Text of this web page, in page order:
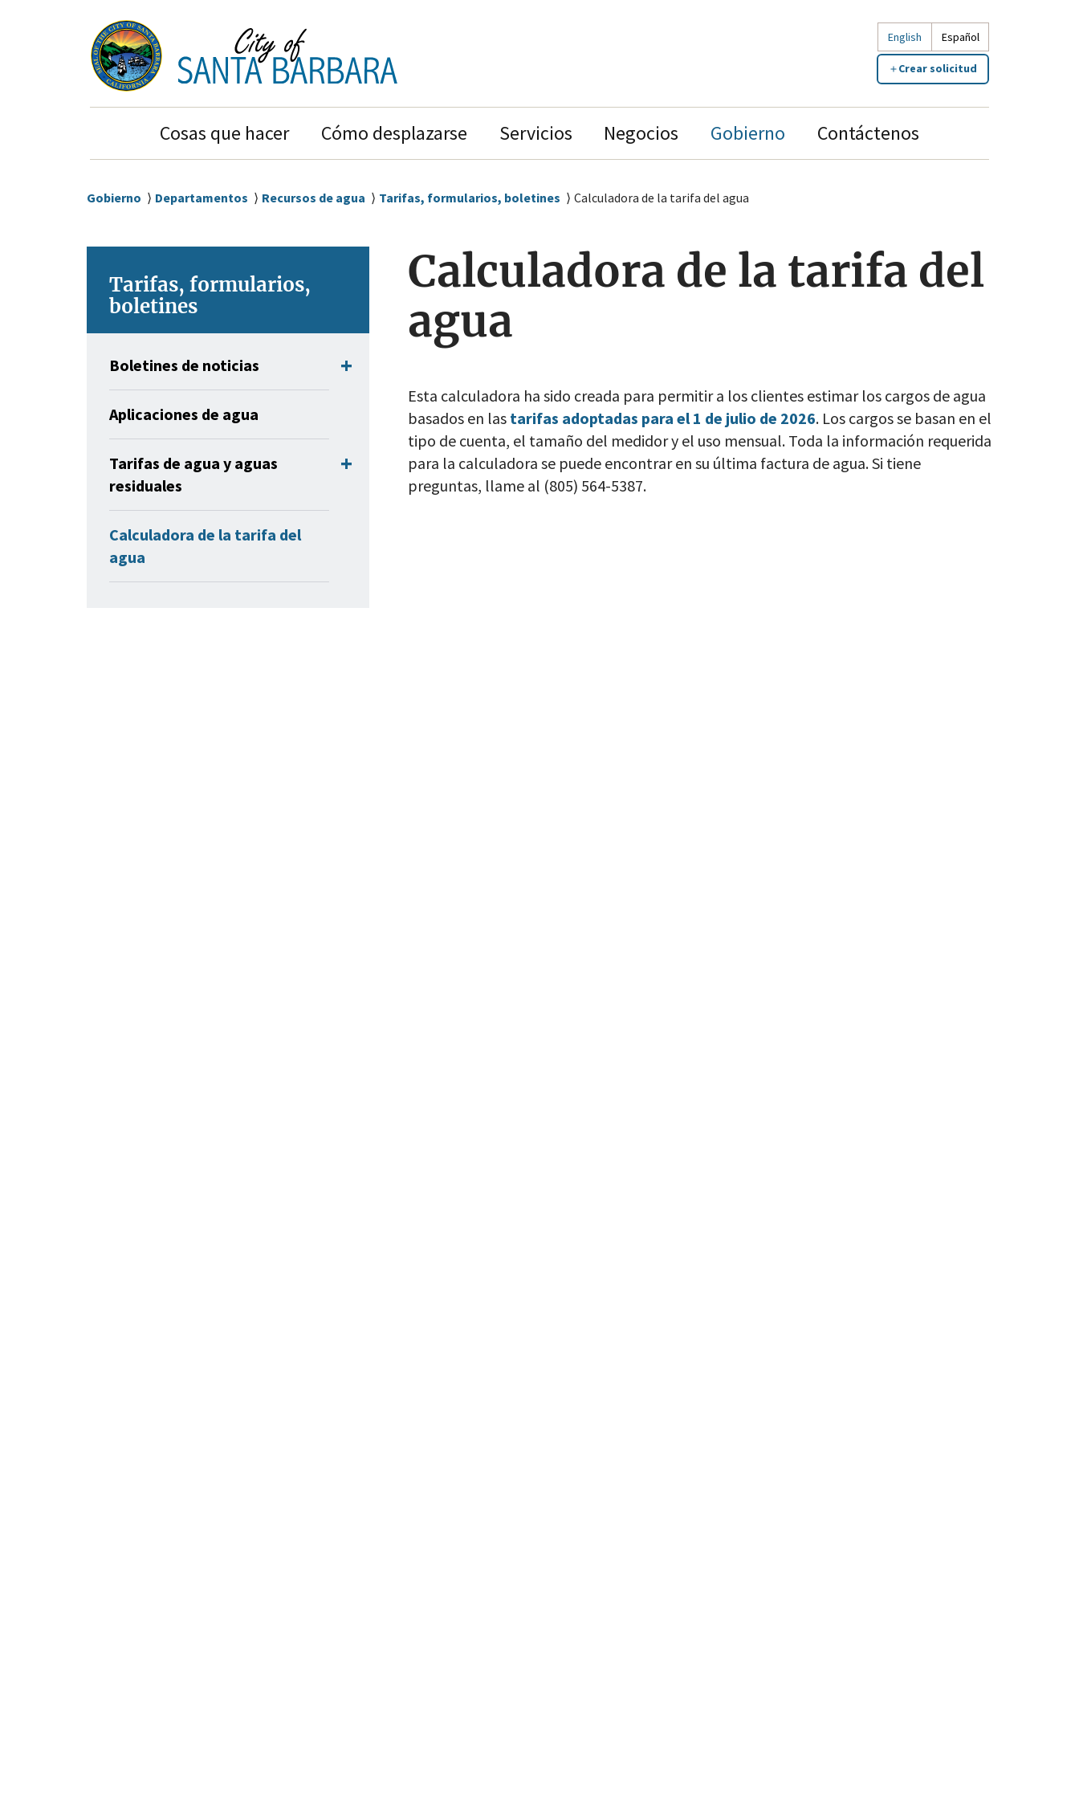
English Español
Crear solicitud
Main
Navigation
Cosas que hacer Cómo desplazarse Servicios Negocios Gobierno Contáctenos
Sobrescribir
de
navegación
Gobierno Departamentos Recursos de agua Tarifas, formularios, boletines Calculadora de la tarifa del agua
Tarifas, formularios,
boletines
Boletines de noticias
Aplicaciones de agua
Tarifas de agua y aguas
residuales
Calculadora de la tarifa del
agua
Calculadora de la tarifa del
agua
Esta calculadora ha sido creada para permitir a los clientes estimar los cargos de agua
basados en las tarifas adoptadas para el 1 de julio de 2026. Los cargos se basan en el
tipo de cuenta, el tamaño del medidor y el uso mensual. Toda la información requerida
para la calculadora se puede encontrar en su última factura de agua. Si tiene
preguntas, llame al (805) 564-5387.